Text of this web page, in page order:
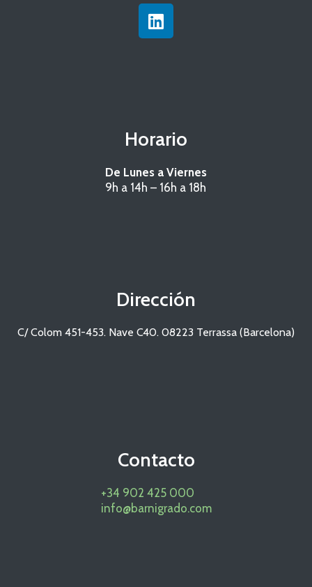
L
i
n
Horario
De Lunes a Viernes
9h a 14h – 16h a 18h
Dirección
C/ Colom 451-453. Nave C40. 08223 Terrassa (Barcelona)
Contacto
+34 902 425 000
info@barnigrado.com